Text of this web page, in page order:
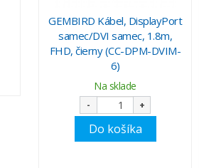
GEMBIRD Kábel, DisplayPort
samec/DVI samec, 1.8m,
FHD, čierny (CC-DPM-DVIM-
6)
Na sklade
- +
Do košíka